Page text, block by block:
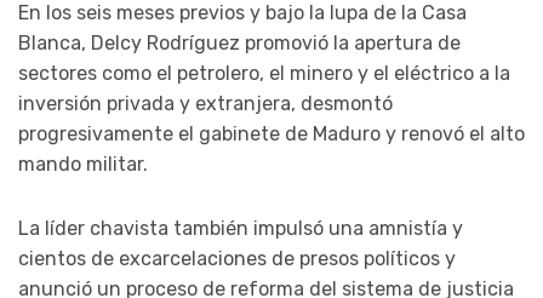
En los seis meses previos y bajo la lupa de la Casa
Blanca, Delcy Rodríguez promovió la apertura de
sectores como el petrolero, el minero y el eléctrico a la
inversión privada y extranjera, desmontó
progresivamente el gabinete de Maduro y renovó el alto
mando militar.
La líder chavista también impulsó una amnistía y
cientos de excarcelaciones de presos políticos y
anunció un proceso de reforma del sistema de justicia